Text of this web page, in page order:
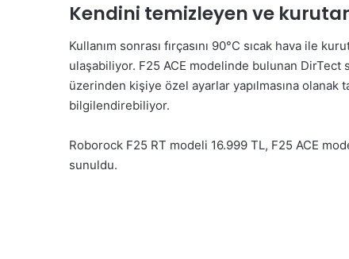
Kendini temizleyen ve
Kullanım sonrası fırçasını 90°C sıcak hava ile
ulaşabiliyor. F25 ACE modelinde bulunan
üzerinden kişiye özel ayarlar yapılmasına olanak
bilgilendirebiliyor.
Roborock F25 RT modeli 16.999 TL, F25 ACE
sunuldu.